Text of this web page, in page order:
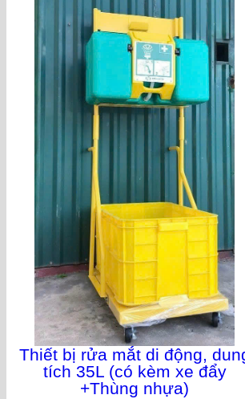
Thiết bị rửa mắt di động,
tích 35L (có kèm xe đẩy
+Thùng nhựa)